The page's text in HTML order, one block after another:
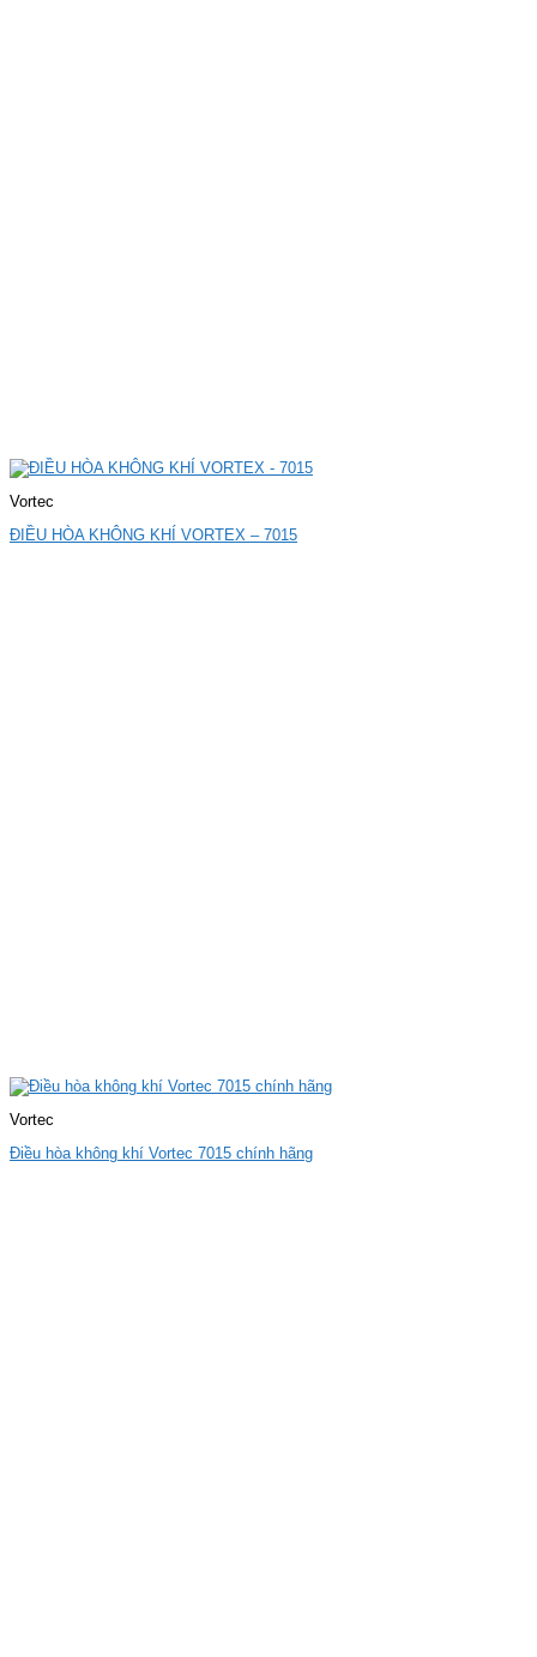
Vortec
ĐIỀU HÒA KHÔNG KHÍ VORTEX – 7015
Vortec
Điều hòa không khí Vortec 7015 chính hãng